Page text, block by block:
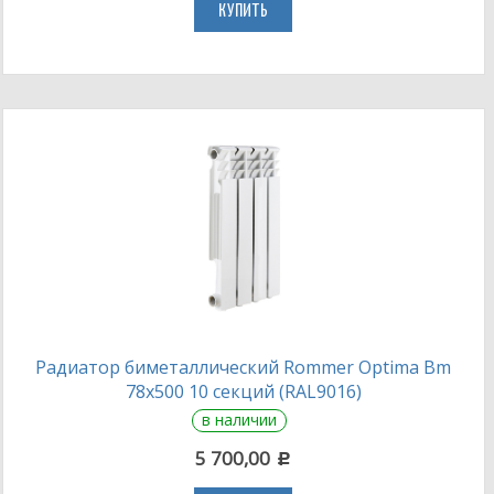
КУПИТЬ
Радиатор биметаллический Rommer Optima Bm
78х500 10 секций (RAL9016)
в наличии
5 700,00 c